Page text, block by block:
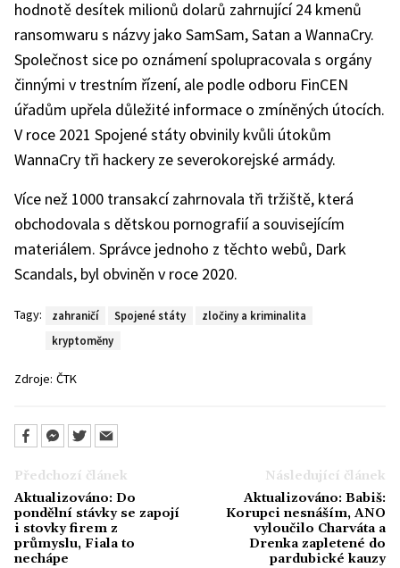
hodnotě desítek milionů dolarů zahrnující 24 kmenů
ransomwaru s názvy jako SamSam, Satan a WannaCry.
Společnost sice po oznámení spolupracovala s orgány
činnými v trestním řízení, ale podle odboru FinCEN
úřadům upřela důležité informace o zmíněných útocích.
V roce 2021 Spojené státy obvinily kvůli útokům
WannaCry tři hackery ze severokorejské armády.
Více než 1000 transakcí zahrnovala tři tržiště, která
obchodovala s dětskou pornografií a souvisejícím
materiálem. Správce jednoho z těchto webů, Dark
Scandals, byl obviněn v roce 2020.
Tagy: zahraničí Spojené státy
zločiny a kriminalita
kryptoměny
Zdroje: ČTK
Předchozí článek
Aktualizováno: Do
pondělní stávky se zapojí
i stovky firem z
průmyslu, Fiala to
nechápe
Následující článek
Aktualizováno: Babiš:
Korupci nesnáším, ANO
vyloučilo Charváta a
Drenka zapletené do
pardubické kauzy